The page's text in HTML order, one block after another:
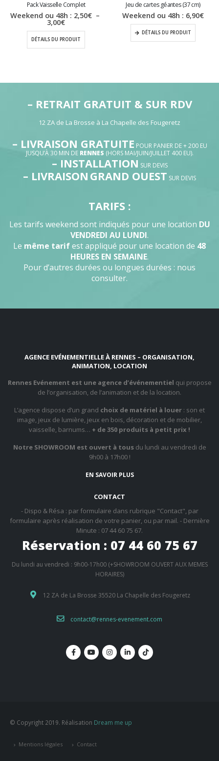
Pack Vaisselle Complet
Weekend ou 48h : 2,50€ –
3,00€Plage
de
prix :
2,50€
à
DÉTAILS DU PRODUIT
Jeu de cartes géantes (37 cm)
Weekend ou 48h : 6,90€
DÉTAILS DU PRODUIT
– RETRAIT GRATUIT & SUR RDV
12 ZA de La Brosse à La Chapelle des Fougeretz
– LIVRAISON GRATUITE POUR PANIER DE + 200 EU
JUSQU’À 30 MIN DE RENNES (HORS MAI/JUIN/JUILLET 400 EU).
– INSTALLATION SUR DEVIS
– LIVRAISON GRAND OUEST SUR DEVIS
TARIFS :
Les tarifs weekend sont indiqués pour une location DU
VENDREDI AU LUNDI.
Le même tarifest appliqué pour une location de 48
HEURES EN SEMAINE.
Pour d’autres durées ou longues durées : nous
consulter.
AGENCE EVÉNEMENTIELLE À RENNES – ORGANISATION,
ANIMATION, LOCATION
Rennes Evénement est une agence d’événementiel qui propose
de l’organisation, de l’animation et de la location.
L’agence dispose d’un grand choix de matériel à louer : son et
image, jeux de lumière, jeux en bois, décoration et de mobilier,
vaisselle, barnums… + de 350 produits à petit prix !
Notre SHOWROOM est ouvert à tousdu lundi au vendredi de
9h00 à 17h00 !
EN SAVOIR PLUS
CONTACT
- Dispo & Résa : par formulaire dans rubrique "Contact", par
formulaire après réalisation de votre panier, ou par mail. - Dernière
Minute : 07 44 60 75 67.
Réservation : 07 44 60 75 67
Du lundi au vendredi : 9h00-17h00 (+SHOWROOM OUVERT AUX MEMES
HORAIRES)
12 ZA de La Brosse 35520 La Chapelle des Fougeretz
contact@rennes-evenement.com
© Copyright 2019. Réalisation Dream me up
Mentions légales Contact